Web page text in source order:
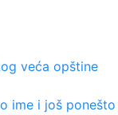
veća opštine
ime i još ponešto